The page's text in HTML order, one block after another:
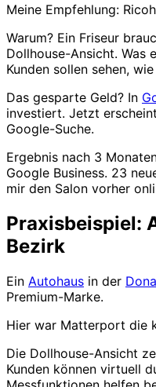
Meine Empfehlung:
Warum? Ein Friseur
Dollhouse-Ansicht. Was
Kunden sollen sehen,
Das gesparte Geld? In
investiert. Jetzt
Google-Suche.
Ergebnis nach 3
Google Business. 23
mir den Salon vorher
Praxisbeispiel:
Bezirk
Ein Autohaus in der
Premium-Marke.
Hier war Matterport die
Die Dollhouse-Ansicht
Kunden können virtuell